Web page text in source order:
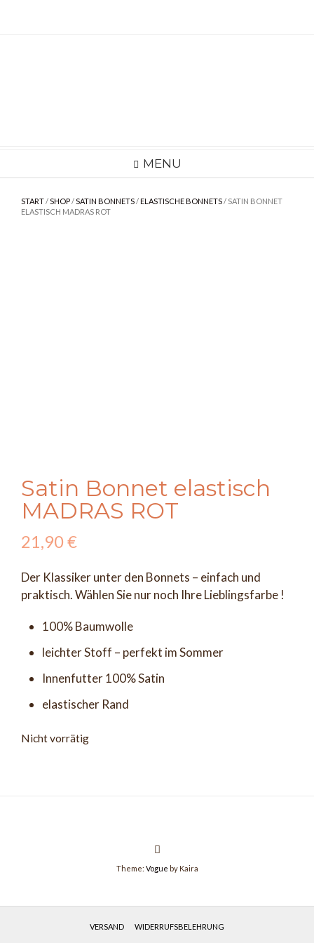
MENU
START/SHOP/SATIN BONNETS/ELASTISCHE BONNETS/ SATIN BONNET
ELASTISCH MADRAS ROT
Satin Bonnet elastisch
MADRAS ROT
21,90€
Der Klassiker unter den Bonnets – einfach und
praktisch. Wählen Sie nur noch Ihre Lieblingsfarbe !
100% Baumwolle
leichter Stoff – perfekt im Sommer
Innenfutter 100% Satin
elastischer Rand
Nicht vorrätig
Theme: Vogue by Kaira
VERSAND WIDERRUFSBELEHRUNG